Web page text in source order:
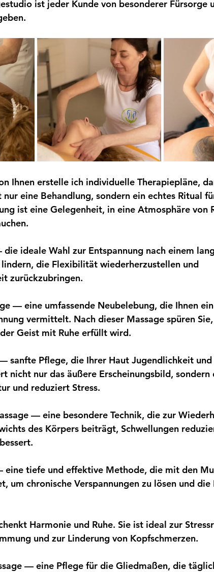
ist jeder Kunde von besonderer Fürsorge
Ihnen erstelle ich individuelle Therapiepläne,
nur eine Behandlung, sondern ein echtes Ritual
ist eine Gelegenheit, in eine Atmosphäre von
ideale Wahl zur Entspannung nach einem
lindern, die Flexibilität wiederherzustellen und
zurückzubringen.
— eine umfassende Neubelebung, die Ihnen
vermittelt. Nach dieser Massage spüren
Geist mit Ruhe erfüllt wird.
sanfte Pflege, die Ihrer Haut Jugendlichkeit
nicht nur das äußere Erscheinungsbild, sondern
und reduziert Stress.
— eine besondere Technik, die zur
des Körpers beiträgt, Schwellungen
eine tiefe und effektive Methode, die mit den
um chronische Verspannungen zu lösen und
Harmonie und Ruhe. Sie ist ideal zur
und zur Linderung von Kopfschmerzen.
— eine Pflege für die Gliedmaßen, die